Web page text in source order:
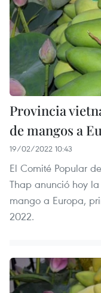
Provincia
de mangos a
19/02/2022 10:43
El Comité Popular
Thap anunció hoy
mango a Europa,
2022.